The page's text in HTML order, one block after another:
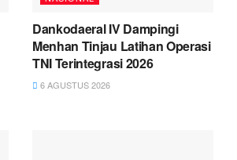
Dankodaeral IV Dampingi
Menhan Tinjau Latihan Operasi
TNI Terintegrasi 2026
6 AGUSTUS 2026